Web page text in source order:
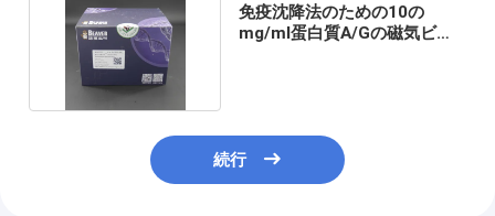
免疫沈降法のための10の
mg/ml蛋白質A/Gの磁気ビー
続行